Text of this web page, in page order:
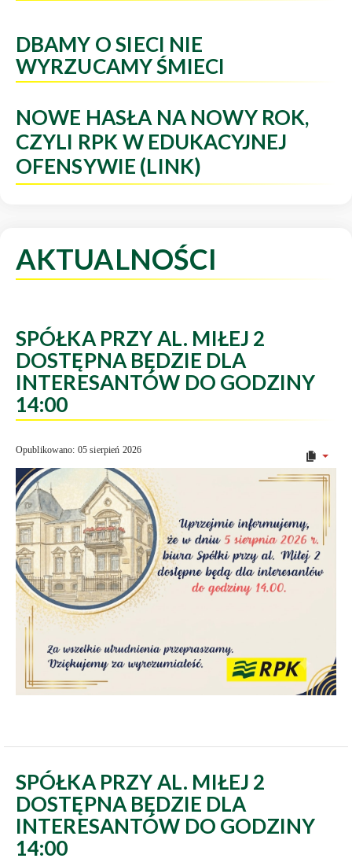
DBAMY O SIECI NIE
WYRZUCAMY ŚMIECI
NOWE HASŁA NA NOWY ROK,
CZYLI RPK W EDUKACYJNEJ
OFENSYWIE (LINK)
AKTUALNOŚCI
SPÓŁKA PRZY AL. MIŁEJ 2
DOSTĘPNA BĘDZIE DLA
INTERESANTÓW DO GODZINY
14:00
Opublikowano: 05 sierpień 2026
SPÓŁKA PRZY AL. MIŁEJ 2
DOSTĘPNA BĘDZIE DLA
INTERESANTÓW DO GODZINY
14:00